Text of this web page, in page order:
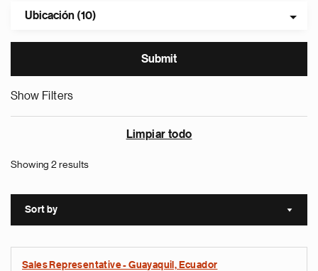
Ubicación (10)
Show Filters
Limpiar todo
Showing 2 results
Sort by Sort
Sales Representative - Guayaquil, Ecuador